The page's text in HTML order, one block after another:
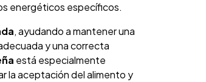
energéticos específicos.
, ayudando a mantener una
y una correcta
está especialmente
la aceptación del alimento y